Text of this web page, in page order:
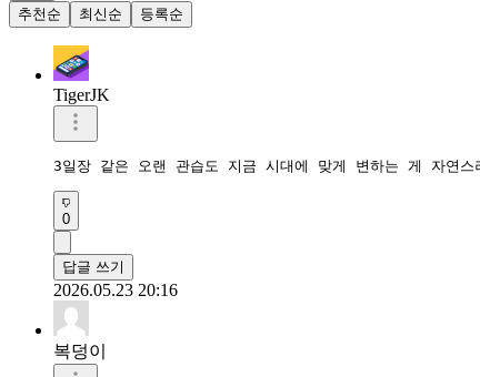
추천순
최신순 등록순
TigerJK
3일장 같은 오랜 관습도 지금 시대에 맞게 변하는 게 자연
0
답글 쓰기
2026.05.23 20:16
복덩이